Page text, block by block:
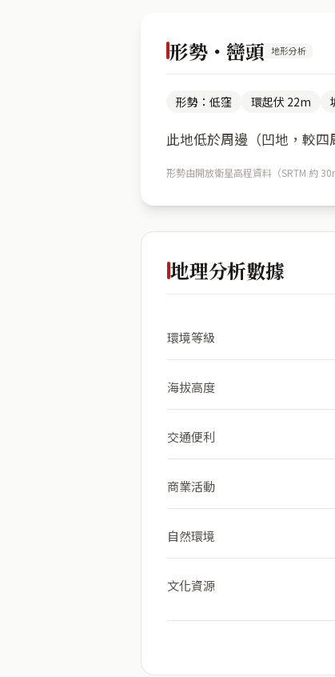
形勢・巒頭 地形分析
形勢：低窪 環起伏 22m
此地低於周邊（凹地，較
形勢由開放衛星高程資料（SRTM 約
地理分析數據
環境等級
海拔高度
交通便利
商業活動
自然環境
文化資源